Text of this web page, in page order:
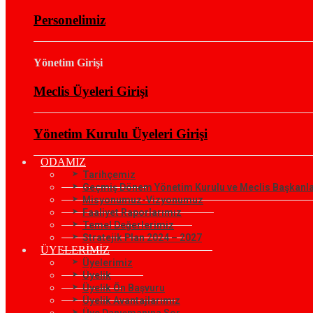
Personelimiz
Yönetim Girişi
Meclis Üyeleri Girişi
Yönetim Kurulu Üyeleri Girişi
ODAMIZ
Tarihçemiz
Geçmiş Dönem Yönetim Kurulu ve Meclis
Misyonumuz-Vizyonumuz
Faaliyet Raporlarımız
Temel Değerlerimiz
Stratejik Plan 2024 – 2027
ÜYELERİMİZ
Üyelerimiz
Üyelik
Üyelik Ön Başvuru
Üyelik Avantajlarımız